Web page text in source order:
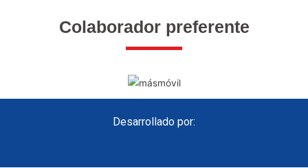
Colaborador preferente
Desarrollado por: